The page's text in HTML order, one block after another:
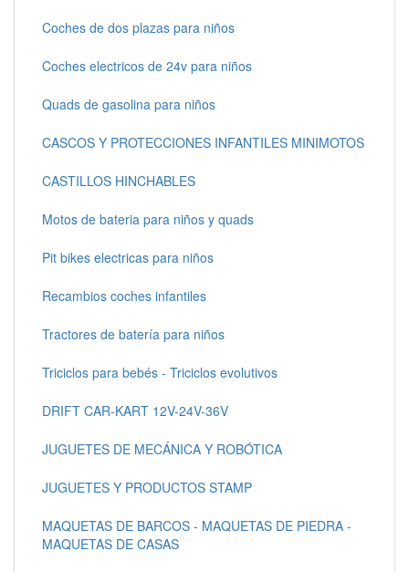
Coches de dos plazas para niños
Coches electricos de 24v para niños
Quads de gasolina para niños
CASCOS Y PROTECCIONES INFANTILES MINIMOTOS
CASTILLOS HINCHABLES
Motos de bateria para niños y quads
Pit bikes electricas para niños
Recambios coches infantiles
Tractores de batería para niños
Triciclos para bebés - Triciclos evolutivos
DRIFT CAR-KART 12V-24V-36V
JUGUETES DE MECÁNICA Y ROBÓTICA
JUGUETES Y PRODUCTOS STAMP
MAQUETAS DE BARCOS - MAQUETAS DE PIEDRA -
MAQUETAS DE CASAS